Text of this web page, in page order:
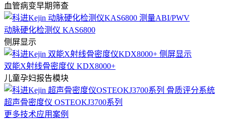
血管病变早期筛查
动脉硬化检测仪 KAS6800
侧屏显示
双能X射线骨密度仪 KDX8000+
儿童孕妇报告模块
超声骨密度仪 OSTEOKJ3700系列
更多技术应用案例